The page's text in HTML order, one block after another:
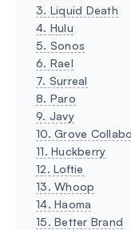
3. Liquid Death
4. Hulu
5. Sonos
6. Rael
7. Surreal
8. Paro
9. Javy
10. Grove
11. Huckberry
12. Loftie
13. Whoop
14. Haoma
15. Better Brand